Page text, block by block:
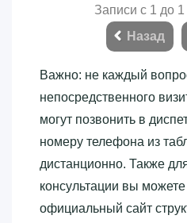
Записи с 1 до 1
Назад
Важно: не каждый
непосредственного
могут позвонить в
номеру телефона из
дистанционно. Также
консультации вы
официальный сайт